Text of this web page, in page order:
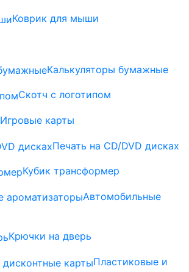
Коврик для мыши
Калькуляторы бумажные
Скотч с логотипом
Игровые карты
Печать на CD/DVD дисках
Кубик трансформер
Автомобильные
Крючки на дверь
Пластиковые и